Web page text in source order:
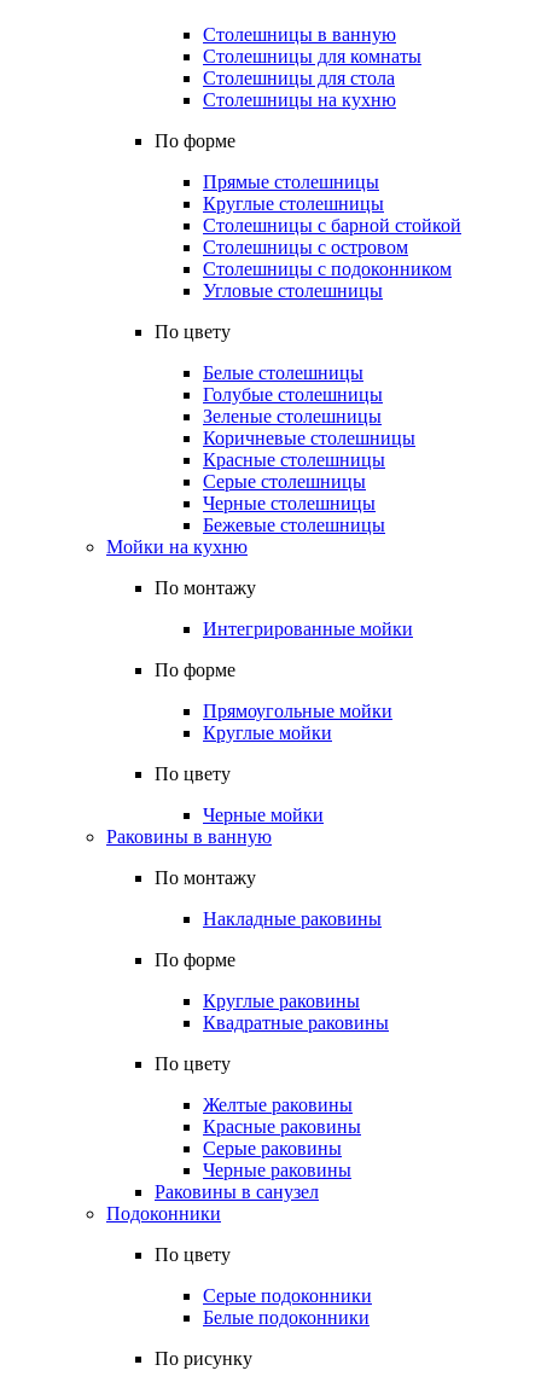
Столешницы в ванную
Столешницы для комнаты
Столешницы для стола
Столешницы на кухню
По форме
Прямые столешницы
Круглые столешницы
Столешницы с барной стойкой
Столешницы с островом
Столешницы с подоконником
Угловые столешницы
По цвету
Белые столешницы
Голубые столешницы
Зеленые столешницы
Коричневые столешницы
Красные столешницы
Серые столешницы
Черные столешницы
Бежевые столешницы
Мойки на кухню
По монтажу
Интегрированные мойки
По форме
Прямоугольные мойки
Круглые мойки
По цвету
Черные мойки
Раковины в ванную
По монтажу
Накладные раковины
По форме
Круглые раковины
Квадратные раковины
По цвету
Желтые раковины
Красные раковины
Серые раковины
Черные раковины
Раковины в санузел
Подоконники
По цвету
Серые подоконники
Белые подоконники
По рисунку